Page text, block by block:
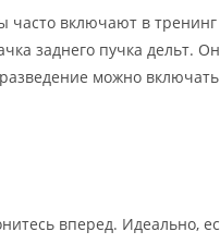
часто включают в тренинг
заднего пучка дельт. Он
можно включать
вперед. Идеально,